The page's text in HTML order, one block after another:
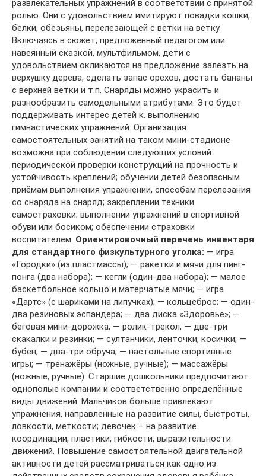
развлекательных упражнений в соответствии с принятой
ролью. Они с удовольствием имитируют повадки кошки,
белки, обезьяны, перелезающей с ветки на ветку.
Включаясь в сюжет, предложенный педагогом или
навеянный сказкой, мультфильмом, дети с
удовольствием окликаются на предложение залезть на
верхушку дерева, сделать запас орехов, достать бананы
с верхней ветки и т.п. Снаряды можно украсить и
разнообразить самодельными атрибутами. Это будет
поддерживать интерес детей к. выполнению
гимнастических упражнений. Организация
самостоятельных занятий на таком мини-стадионе
возможна при соблюдении следующих условий:
периодической проверки конструкций на прочность и
устойчивость креплений; обучении детей безопасным
приёмам выполнения упражнении, способам перелезания
со снаряда на снаряд; закреплении техники
самостраховки; выполнении упражнений в спортивной
обуви или босиком; обеспечении страховки
воспитателем. Ориентировочный перечень инвентаря
для стандартного физкультурного уголка: — игра
«Городки» (из пластмассы); — ракетки и мячи для пинг-
понга (два набора); — кегли (один-два набора); — малое
баскетбольное кольцо и матерчатые мячи; — игра
«Дартс» (с шариками на липучках); — кольцеброс; — один-
два резиновых эспандера; — два диска «Здоровье»; —
беговая мини-дорожка; — ролик-трекол; — две-три
скакалки и резинки; — султанчики, ленточки, косички; —
бубен; — два-три обруча; — настольные спортивные
игры; — тренажёры (ножные, ручные); — массажёры
(ножные, ручные). Старшие дошкольники предпочитают
однополые компании и соответственно определённые
виды движений. Мальчиков больше привлекают
упражнения, направленные на развитие силы, быстроты,
ловкости, меткости; девочек – на развитие
координации, пластики, гибкости, выразительности
движений. Повышение самостоятельной двигательной
активности детей рассматриваться как одно из